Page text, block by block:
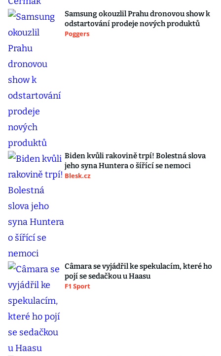
Samsung okouzlil Prahu dronovou show k
odstartování prodeje nových produktů
Poggers
Biden kvůli rakovině trpí! Bolestná slova
jeho syna Huntera o šířící se nemoci
Blesk.cz
Câmara se vyjádřil ke spekulacím, které ho
pojí se sedačkou u Haasu
F1 Sport